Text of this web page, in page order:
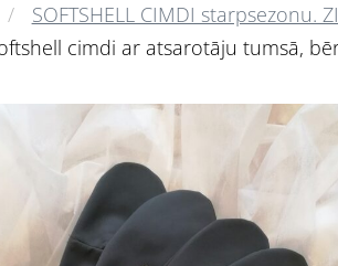
SOFTSHELL CIMDI starpsezonu.
cimdi ar atsarotāju tumsā,